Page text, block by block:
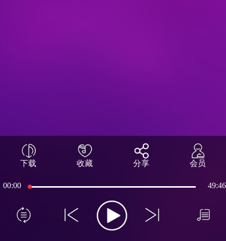
下载 收藏 分享 会员
00:00 49:46